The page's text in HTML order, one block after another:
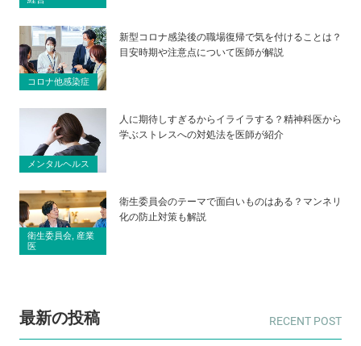
コロナ他感染症
新型コロナ感染後の職場復帰で気を付けることは？
目安時期や注意点について医師が解説
メンタルヘルス
人に期待しすぎるからイライラする？精神科医から
学ぶストレスへの対処法を医師が紹介
衛生委員会, 産業
医
衛生委員会のテーマで面白いものはある？マンネリ
化の防止対策も解説
最新の投稿